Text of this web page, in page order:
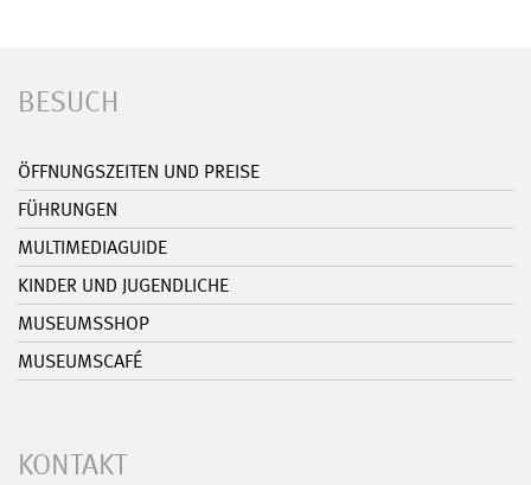
BESUCH
ÖFFNUNGSZEITEN UND PREISE
FÜHRUNGEN
MULTIMEDIAGUIDE
KINDER UND JUGENDLICHE
MUSEUMSSHOP
MUSEUMSCAFÉ
KONTAKT